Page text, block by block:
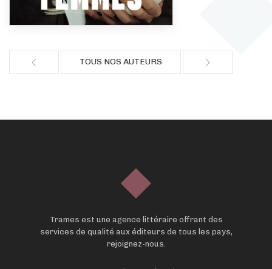
TOUS NOS AUTEURS
Trames est une agence littéraire offrant des
services de qualité aux éditeurs de tous les pays,
rejoignez-nous.